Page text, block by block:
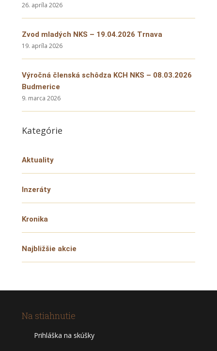
26. apríla 2026
Zvod mladých NKS – 19.04.2026 Trnava
19. apríla 2026
Výročná členská schôdza KCH NKS – 08.03.2026
Budmerice
9. marca 2026
Kategórie
Aktuality
Inzeráty
Kronika
Najbližšie akcie
Na stiahnutie
Prihláška na skúšky